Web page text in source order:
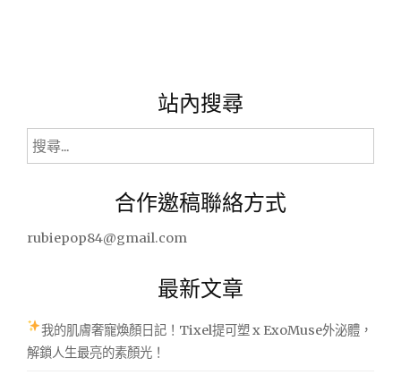
站內搜尋
搜
尋
合作邀稿聯絡方式
rubiepop84@gmail.com
最新文章
我的肌膚奢寵煥顏日記！Tixel提可塑 x ExoMuse外泌體，
解鎖人生最亮的素顏光！